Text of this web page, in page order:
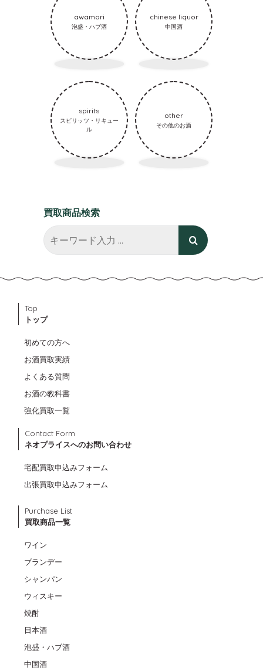
awamori
泡盛・ハブ酒
chinese liquor
中国酒
spirits
スピリッツ・リキュー
ル
other
その他のお酒
買取商品検索
Top
トップ
初めての方へ
お酒買取実績
よくある質問
お酒の教科書
強化買取一覧
Contact Form
ネオプライスへのお問い合わせ
宅配買取申込みフォーム
出張買取申込みフォーム
Purchase List
買取商品一覧
ワイン
ブランデー
シャンパン
ウィスキー
焼酎
日本酒
泡盛・ハブ酒
中国酒